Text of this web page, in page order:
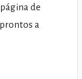
de
a